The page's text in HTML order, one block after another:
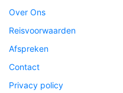
Over Ons
Reisvoorwaarden
Afspreken
Contact
Privacy policy